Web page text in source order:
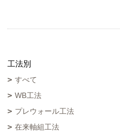
工法別
すべて
WB工法
プレウォール工法
在来軸組工法